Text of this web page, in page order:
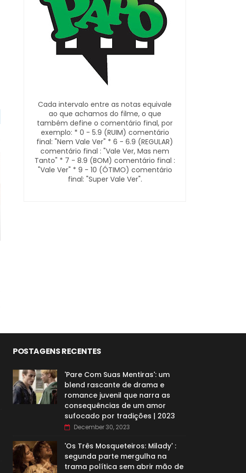
Cada intervalo entre as notas equivale
ao que achamos do filme, o que
também define o comentário final, por
exemplo: * 0 - 5.9 (RUIM) comentário
final: "Nem Vale Ver" * 6 - 6.9 (REGULAR)
comentário final : "Vale Ver, Mas nem
Tanto" * 7 - 8.9 (BOM) comentário final :
"Vale Ver" * 9 - 10 (ÓTIMO) comentário
final: "Super Vale Ver".
POSTAGENS RECENTES
'Pare Com Suas Mentiras': um
blend rascante de drama e
romance juvenil que narra as
consequências de um amor
sufocado por tradições | 2023
December 30, 2023
'Os Três Mosqueteiros: Milady' :
segunda parte mergulha na
trama política sem abrir mão de